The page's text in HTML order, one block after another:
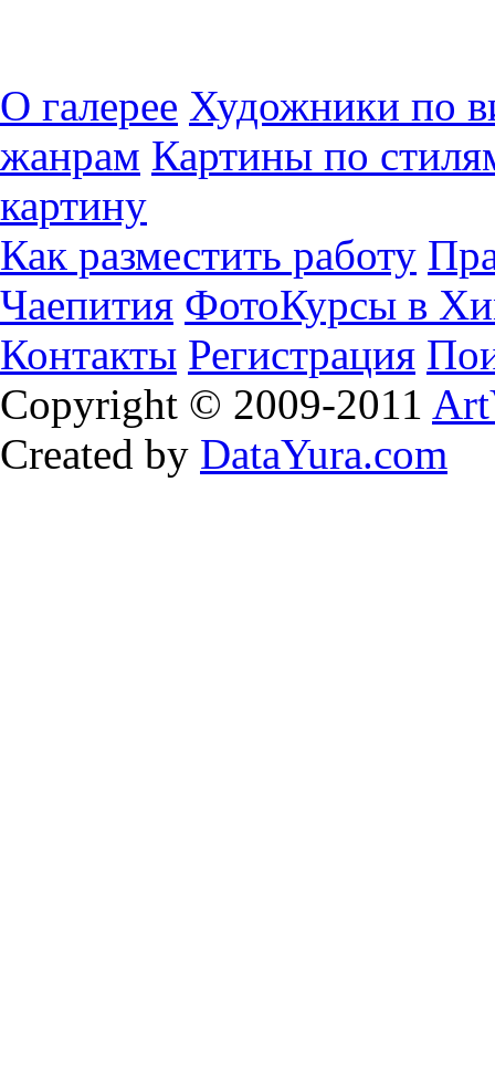
О галерее Художники по
жанрам Картины по
картину
Как разместить работу
Чаепития ФотоКурсы в
Контакты Регистрация
Copyright © 2009-2011
Created by DataYura.com